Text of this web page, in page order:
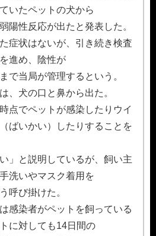
いたペットの犬から
陽性反応が出たと発表した。
症状はないが、引き続き検査
進め、陰性が
で当局が管理するという。
、犬の口と鼻から出た。
点でペットが感染したりウイ
ばいかい）したりすることを
」と説明しているが、飼い主
洗いやマスク着用を
呼び掛けた。
感染者がペットを飼っている
に対しても14日間の